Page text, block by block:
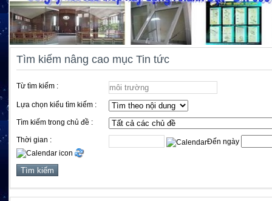
Tìm kiếm nâng cao mục Tin tức
Từ tìm kiếm :
Lựa chọn kiểu tìm kiếm :
Tìm kiếm trong chủ đề :
Thời gian : Đến ngày